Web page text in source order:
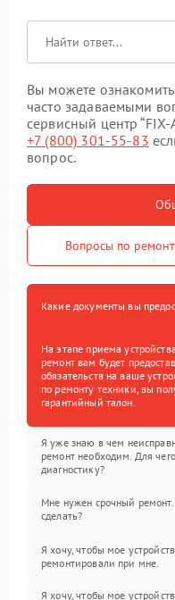
Вы можете
часто задаваемыми
сервисный центр
+7 (800) 301-55-83
вопрос.
Вопросы по
Какие документы вы
На этапе приема
ремонт вам будет
обязательств на ваше
по ремонту техники, вы
гарантийный талон.
Я уже знаю в чем
ремонт необходим. Для
диагностику?
Мне нужен срочный
сделать?
Я хочу, чтобы мое
ремонтировали при мне.
Я хочу, чтобы мое